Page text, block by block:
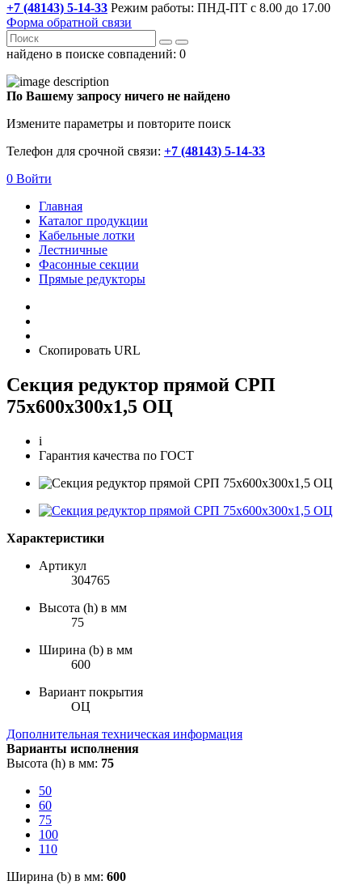
+7 (48143) 5-14-33 Режим работы: ПНД-ПТ с 8.00 до 17.00
Форма обратной связи
найдено в поиске совпадений: 0
По Вашему запросу ничего не найдено
Измените параметры и повторите поиск
Телефон для срочной связи: +7 (48143) 5-14-33
0 Войти
Главная
Каталог продукции
Кабельные лотки
Лестничные
Фасонные секции
Прямые редукторы
Скопировать URL
Секция редуктор прямой СРП
75х600х300х1,5 ОЦ
i
Гарантия качества по ГОСТ
Характеристики
Артикул
304765
Высота (h) в мм
75
Ширина (b) в мм
600
Вариант покрытия
ОЦ
Дополнительная техническая информация
Варианты исполнения
Высота (h) в мм: 75
50
60
75
100
110
Ширина (b) в мм: 600